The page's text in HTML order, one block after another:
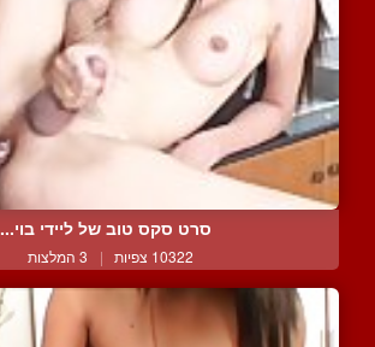
סרט סקס טוב של ליידי בוי...
10322 צפיות | 3 המלצות